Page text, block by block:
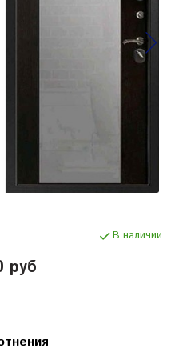
В наличии
руб